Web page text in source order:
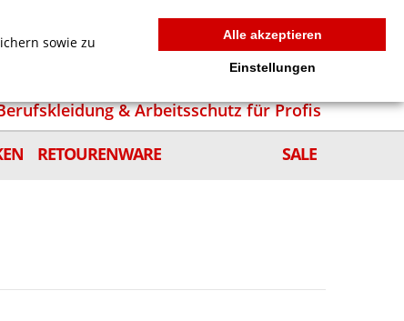
MEIN WARENKORB 0
& Arbeitsschutz für Profis
RETOURENWARE SALE
sowie zu
Alle akzeptieren
Einstellungen